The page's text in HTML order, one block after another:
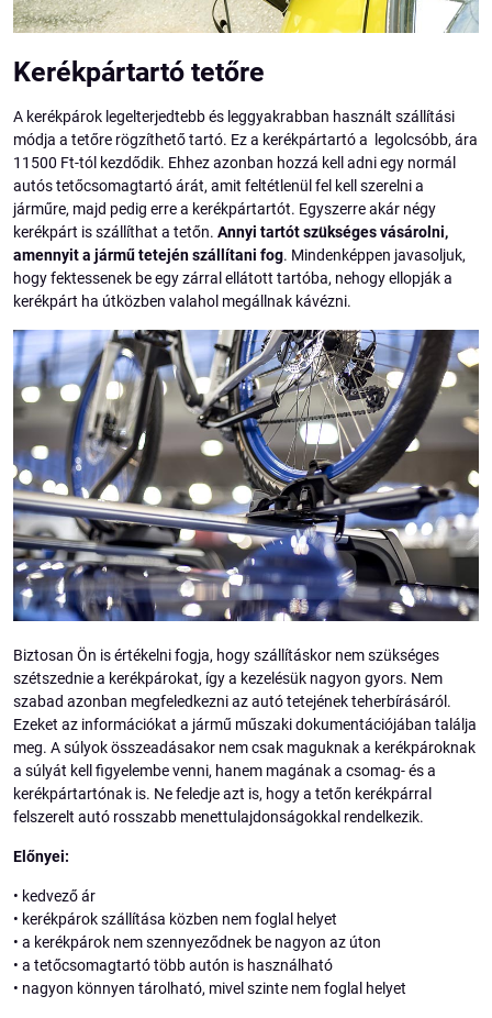
Kerékpártartó tetőre
A kerékpárok legelterjedtebb és leggyakrabban használt szállítási
módja a tetőre rögzíthető tartó. Ez a kerékpártartó a legolcsóbb, ára
11500 Ft-tól kezdődik. Ehhez azonban hozzá kell adni egy normál
autós tetőcsomagtartó árát, amit feltétlenül fel kell szerelni a
járműre, majd pedig erre a kerékpártartót. Egyszerre akár négy
kerékpárt is szállíthat a tetőn. Annyi tartót szükséges vásárolni,
amennyit a jármű tetején szállítani fog. Mindenképpen javasoljuk,
hogy fektessenek be egy zárral ellátott tartóba, nehogy ellopják a
kerékpárt ha útközben valahol megállnak kávézni.
Biztosan Ön is értékelni fogja, hogy szállításkor nem szükséges
szétszednie a kerékpárokat, így a kezelésük nagyon gyors. Nem
szabad azonban megfeledkezni az autó tetejének teherbírásáról.
Ezeket az információkat a jármű műszaki dokumentációjában találja
meg. A súlyok összeadásakor nem csak maguknak a kerékpároknak
a súlyát kell figyelembe venni, hanem magának a csomag- és a
kerékpártartónak is. Ne feledje azt is, hogy a tetőn kerékpárral
felszerelt autó rosszabb menettulajdonságokkal rendelkezik.
Előnyei:
• kedvező ár
• kerékpárok szállítása közben nem foglal helyet
• a kerékpárok nem szennyeződnek be nagyon az úton
• a tetőcsomagtartó több autón is használható
• nagyon könnyen tárolható, mivel szinte nem foglal helyet